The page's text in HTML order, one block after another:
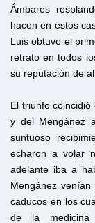
Ámbares
hacen en estos
Luis obtuvo el
retrato en todos
su reputación de
El triunfo
y del Mengánez
suntuoso
echaron a volar
adelante iba a
Mengánez
caducos en los
de la medicina